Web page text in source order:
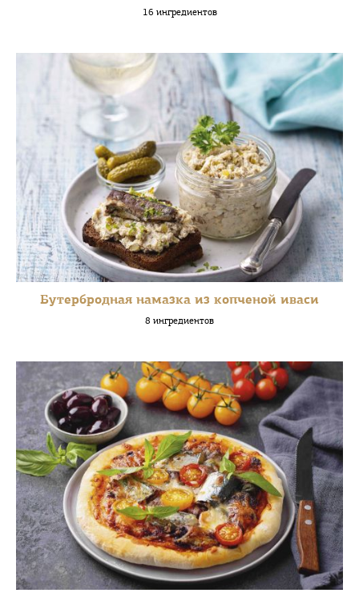
16 ингредиентов
Бутербродная намазка из копченой иваси
8 ингредиентов